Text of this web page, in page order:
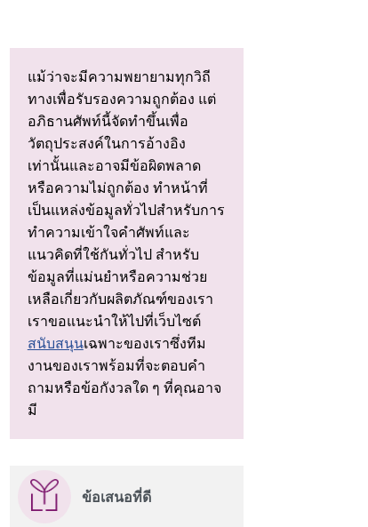
แม้ว่าจะมีความพยายามทุกวิถี
ทางเพื่อรับรองความถูกต้อง แต่
อภิธานศัพท์นี้จัดทําขึ้นเพื่อ
วัตถุประสงค์ในการอ้างอิง
เท่านั้นและอาจมีข้อผิดพลาด
หรือความไม่ถูกต้อง ทําหน้าที่
เป็นแหล่งข้อมูลทั่วไปสําหรับการ
ทําความเข้าใจคําศัพท์และ
แนวคิดที่ใช้กันทั่วไป สําหรับ
ข้อมูลที่แม่นยําหรือความช่วย
เหลือเกี่ยวกับผลิตภัณฑ์ของเรา
เราขอแนะนําให้ไปที่เว็บไซต์
สนับสนุนเฉพาะของเราซึ่งทีม
งานของเราพร้อมที่จะตอบคํา
ถามหรือข้อกังวลใด ๆ ที่คุณอาจ
มี
ข้อเสนอที่ดี